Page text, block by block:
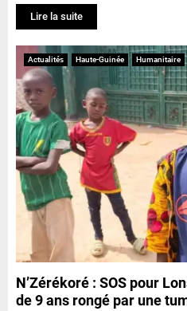
Lire la suite
Actualités Haute-Guinée Humanitaire
N’Zérékoré : SOS pour
de 9 ans rongé par une